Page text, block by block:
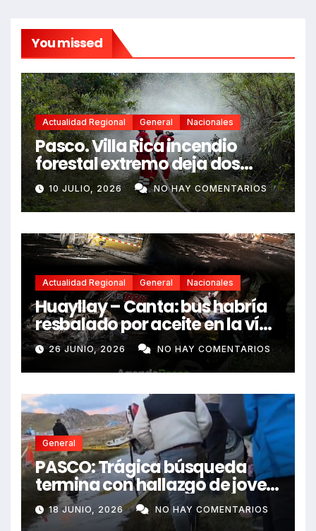
You missed
Actualidad Regional General Nacionales
Pasco. Villa Rica incendio
forestal extremo deja dos
fallecidos y heridos
10 JULIO, 2026 NO HAY COMENTARIOS
Actualidad Regional General Nacionales
Huayllay – Canta: bus habría
resbalado por aceite en la vía
e impactó auto siniestrado
dejando dos fallecidos
26 JUNIO, 2026 NO HAY COMENTARIOS
General
PASCO: Trágica búsqueda
termina con hallazgo de joven
sin vida en Rancas
18 JUNIO, 2026 NO HAY COMENTARIOS